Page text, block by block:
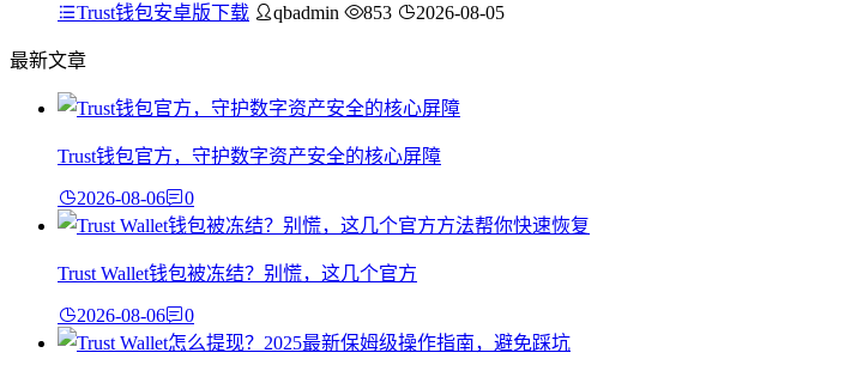
Trust钱包安卓版下载 qbadmin 853 2026-08-05
最新文章
Trust钱包官方，守护数字资产安全的核心屏障
2026-08-06 0
Trust Wallet钱包被冻结？别慌，这几个官方
2026-08-06 0